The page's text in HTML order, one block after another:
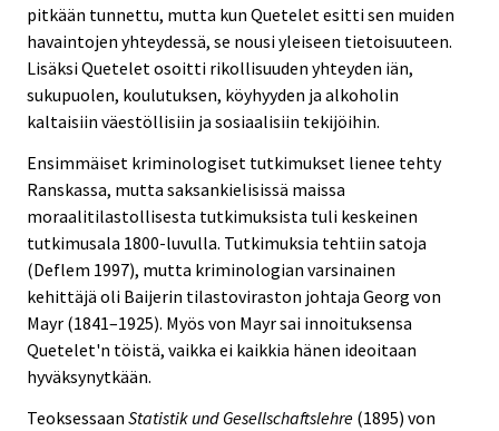
pitkään tunnettu, mutta kun Quetelet esitti sen muiden
havaintojen yhteydessä, se nousi yleiseen tietoisuuteen.
Lisäksi Quetelet osoitti rikollisuuden yhteyden iän,
sukupuolen, koulutuksen, köyhyyden ja alkoholin
kaltaisiin väestöllisiin ja sosiaalisiin tekijöihin.
Ensimmäiset kriminologiset tutkimukset lienee tehty
Ranskassa, mutta saksankielisissä maissa
moraalitilastollisesta tutkimuksista tuli keskeinen
tutkimusala 1800-luvulla. Tutkimuksia tehtiin satoja
(Deflem 1997), mutta kriminologian varsinainen
kehittäjä oli Baijerin tilastoviraston johtaja Georg von
Mayr (1841–1925). Myös von Mayr sai innoituksensa
Quetelet'n töistä, vaikka ei kaikkia hänen ideoitaan
hyväksynytkään.
Teoksessaan Statistik und Gesellschaftslehre (1895) von